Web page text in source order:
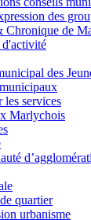
des
Chronique de
d'activité
des
les services
Marlychois
quartier
urbanisme